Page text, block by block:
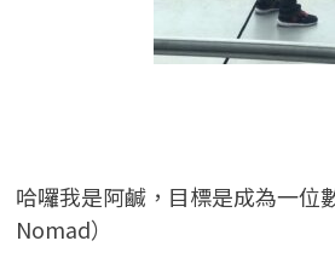
哈囉我是阿鹹，目標是成為一位
Nomad）